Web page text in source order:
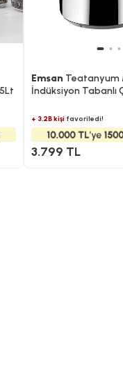
Emsan Teatanyum
İndüksiyon Tabanlı
+ 3.2B kişifavoriledi!
3.799 TL